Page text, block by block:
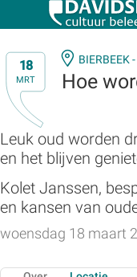
18
MRT
BIERBEEK
Hoe
Leuk oud worden
en het blijven
Kolet Janssen,
en kansen van
woensdag 18 maart
Zoek: